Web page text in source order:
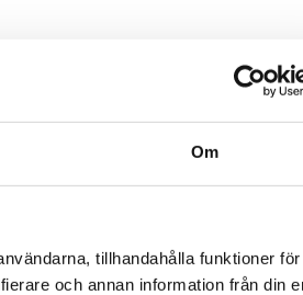
Om
tillhandahålla funktioner för
och annan information från din